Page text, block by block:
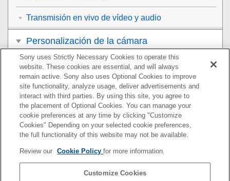
Transmisión en vivo de vídeo y audio
Personalización de la cámara
Visionado
Cambio de los ajustes de la cámara
Funciones disponibles con un smartphone
Utilización de un ordenador
Uso del servicio en la nube
Sony uses Strictly Necessary Cookies to operate this
website. These cookies are essential, and will always
remain active. Sony also uses Optional Cookies to improve
site functionality, analyze usage, deliver advertisements and
interact with third parties. By using this site, you agree to
the placement of Optional Cookies. You can manage your
cookie preferences at any time by clicking "Customize
Cookies" Depending on your selected cookie preferences,
the full functionality of this website may not be available.
Review our Cookie Policyfor more information.
Customize Cookies